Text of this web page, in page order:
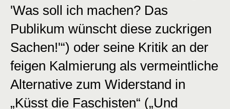
'Was soll ich machen? Das
Publikum wünscht diese zuckrigen
Sachen!'“) oder seine Kritik an der
feigen Kalmierung als vermeintliche
Alternative zum Widerstand in
„Küsst die Faschisten“ („Und